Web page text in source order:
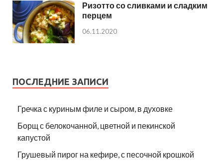
Ризотто со сливками и сладким
перцем
06.11.2020
ПОСЛЕДНИЕ ЗАПИСИ
Гречка с куриным филе и сыром, в духовке
Борщ с белокочанной, цветной и пекинской
капустой
Грушевый пирог на кефире, с песочной крошкой